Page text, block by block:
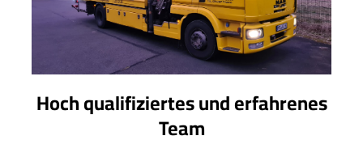
Hoch qualifiziertes und erfahrenes
Team